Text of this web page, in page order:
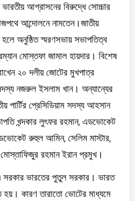
আগ্রাসনের বিরুদ্ধে সোচ্চার
আন্দোলনে নামতেন।জাতীয়
হলে অনুষ্ঠিত স্মরণসভায় সভাপতিত্ব
মোস্তফা জামাল হায়দার। বিশেষ
২০ দলীয় জোটের মুখপাত্র
সদস্য নজরুল ইসলাম খান। অন্যান্যের
পার্টির প্রেসিডিয়াম সদস্য আহসান
খন্দকার লুৎফর রহমান, এডভোকেট
রুহুল আমিন, সেলিম মাস্টার,
মোস্তাফিজুর রহমান ইরান প্রমুখ।
সরকার ভারতের পুতুল সরকার। ভারত
হয়। কারণ তারাতো ভোটের মাধ্যমে